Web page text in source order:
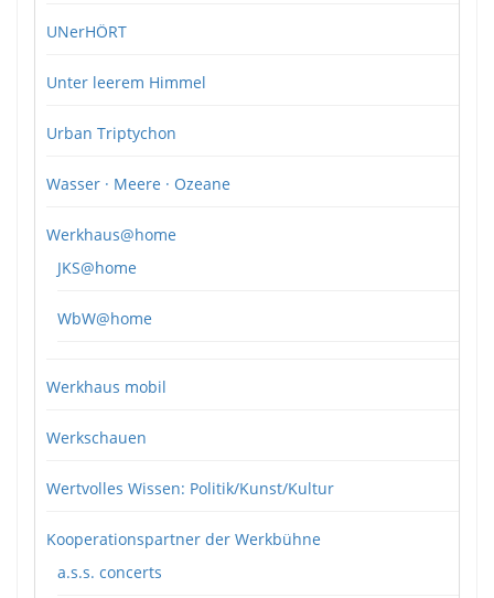
UNerHÖRT
Unter leerem Himmel
Urban Triptychon
Wasser · Meere · Ozeane
Werkhaus@home
JKS@home
WbW@home
Werkhaus mobil
Werkschauen
Wertvolles Wissen: Politik/Kunst/Kultur
Kooperationspartner der Werkbühne
a.s.s. concerts